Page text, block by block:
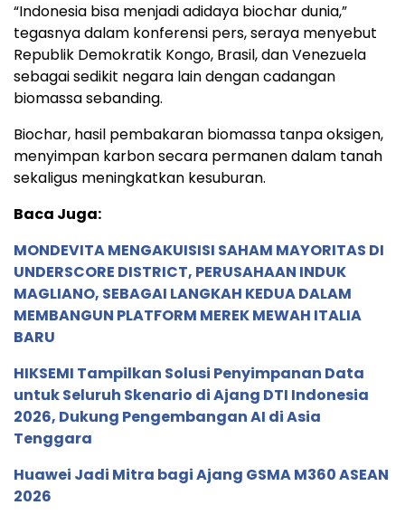
“Indonesia bisa menjadi adidaya biochar dunia,”
tegasnya dalam konferensi pers, seraya menyebut
Republik Demokratik Kongo, Brasil, dan Venezuela
sebagai sedikit negara lain dengan cadangan
biomassa sebanding.
Biochar, hasil pembakaran biomassa tanpa oksigen,
menyimpan karbon secara permanen dalam tanah
sekaligus meningkatkan kesuburan.
Baca Juga:
MONDEVITA MENGAKUISISI SAHAM MAYORITAS DI
UNDERSCORE DISTRICT, PERUSAHAAN INDUK
MAGLIANO, SEBAGAI LANGKAH KEDUA DALAM
MEMBANGUN PLATFORM MEREK MEWAH ITALIA
BARU
HIKSEMI Tampilkan Solusi Penyimpanan Data
untuk Seluruh Skenario di Ajang DTI Indonesia
2026, Dukung Pengembangan AI di Asia
Tenggara
Huawei Jadi Mitra bagi Ajang GSMA M360 ASEAN
2026